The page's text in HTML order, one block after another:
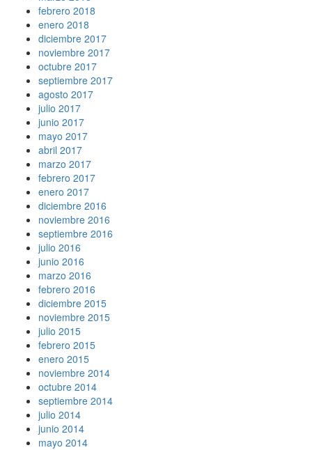
febrero 2018
enero 2018
diciembre 2017
noviembre 2017
octubre 2017
septiembre 2017
agosto 2017
julio 2017
junio 2017
mayo 2017
abril 2017
marzo 2017
febrero 2017
enero 2017
diciembre 2016
noviembre 2016
septiembre 2016
julio 2016
junio 2016
marzo 2016
febrero 2016
diciembre 2015
noviembre 2015
julio 2015
febrero 2015
enero 2015
noviembre 2014
octubre 2014
septiembre 2014
julio 2014
junio 2014
mayo 2014